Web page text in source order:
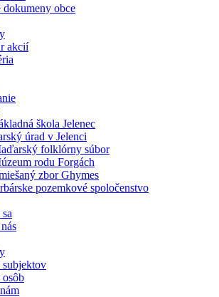
dokumeny obce
akcií
škola Jelenec
úrad v Jelenci
folklórny súbor
rodu Forgách
zbor Ghymes
pozemkové spoločenstvo
subjektov
osôb